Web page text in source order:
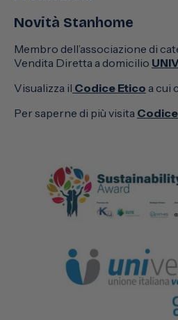
Novità Stanhome
Membro dell’associazione di
Vendita Diretta a domicilio
Visualizza il Codice Etico a cui
Per saperne di più visita